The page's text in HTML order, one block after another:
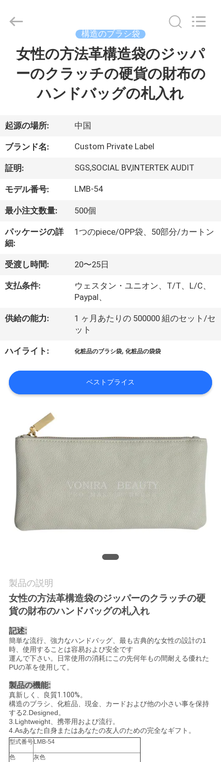
ダ
ク
ト
私
に
つ
い
場
旅
行
PRIVACY
POLICY
2017
Cosmetics
構造のブラシ袋
女性の方法革構造袋のジッパ
ーのクラッチの硬貨の財布の
ハンドバッグの札入れ
起源の場所: 中国
ブランド名: Custom Private Label
証明: SGS,SOCIAL BV,INTERTEK AUDIT
モデル番号: LMB-54
最小注文数量: 500個
パッケージの詳
細:
1つのpiece/OPP袋、50部分/カートン
受渡し時間: 20〜25日
支払条件:
ウェスタン・ユニオン、T/T、L/C、
Paypal、
供給の能力:
1 ヶ月あたりの 500000 組のセット/セ
ット
ハイライト: 化粧品のブラシ袋,化粧品の袋袋
ベストプライス
製品の説明
女性の方法革構造袋のジッパーのクラッチの硬
貨の財布のハンドバッグの札入れ
記述:
簡単な流行、強力なハンドバッグ、最も古典的な女性の設計の1
時、使用することは容易および安全です
運んで下さい。日常使用の消耗にこの先何年もの間耐える優れた
PUの革を使用して。
製品の機能:
真新しく、良質1.100%。
構造のブラシ、化粧品、現金、カードおよび他の小さい事を保持
する2.Designed。
3.Lightweight、携帯用および流行。
4.Asあなた自身またはあなたの友人のための完全なギフト。
型式番号 LMB-54
色 灰色